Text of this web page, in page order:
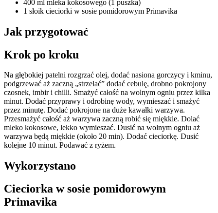
400 ml mleka kokosowego (1 puszka)
1 słoik cieciorki w sosie pomidorowym Primavika
Jak przygotować
Krok po kroku
Na głębokiej patelni rozgrzać olej, dodać nasiona gorczycy i kminu,
podgrzewać aż zaczną „strzelać” dodać cebulę, drobno pokrojony
czosnek, imbir i chilli. Smażyć całość na wolnym ogniu przez kilka
minut. Dodać przyprawy i odrobinę wody, wymieszać i smażyć
przez minutę. Dodać pokrojone na duże kawałki warzywa.
Przesmażyć całość aż warzywa zaczną robić się miękkie. Dolać
mleko kokosowe, lekko wymieszać. Dusić na wolnym ogniu aż
warzywa będą miękkie (około 20 min). Dodać cieciorkę. Dusić
kolejne 10 minut. Podawać z ryżem.
Wykorzystano
Cieciorka w sosie pomidorowym
Primavika